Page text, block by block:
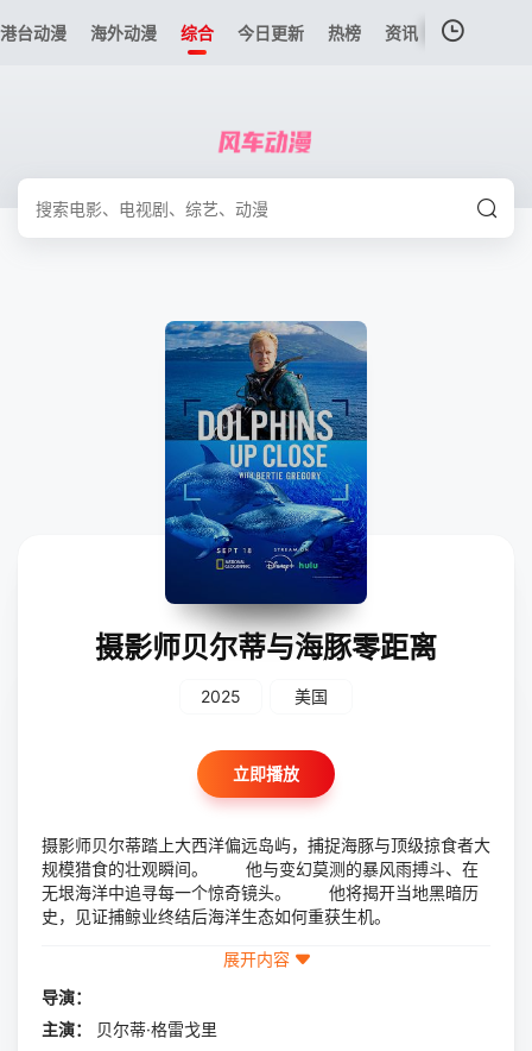
港台动漫 海外动漫 综合 今日更新 热榜 资讯
摄影师贝尔蒂与海豚零距离
2025 美国
立即播放
摄影师贝尔蒂踏上大西洋偏远岛屿，捕捉海豚与顶级掠食者大
规模猎食的壮观瞬间。 他与变幻莫测的暴风雨搏斗、在
无垠海洋中追寻每一个惊奇镜头。 他将揭开当地黑暗历
史，见证捕鲸业终结后海洋生态如何重获生机。
展开内容
导演：
主演：
贝尔蒂·格雷戈里